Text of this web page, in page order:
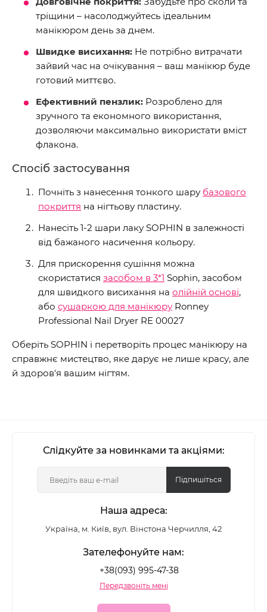
тріщини – насолоджуйтесь ідеальним
манікюром день за днем.
Швидке висихання: Не потрібно витрачати
зайвий час на очікування – ваш манікюр буде
готовий миттєво.
Ефективний пензлик: Розроблено для
зручного та економного використання,
дозволяючи максимально використати вміст
флакона.
Спосіб застосування
Почніть з нанесення тонкого шару базового
покриття на нігтьову пластину.
Нанесіть 1-2 шари лаку SOPHIN в залежності
від бажаного насичення кольору.
Для прискорення сушіння можна
скористатися засобом в 3*1 Sophin, засобом
для швидкого висихання на олійній основі,
або сушаркою для манікюру Ronney
Professional Nail Dryer RE 00027
Оберіть SOPHIN і перетворіть процес манікюру на
справжнє мистецтво, яке дарує не лише красу, але
й здоров'я вашим нігтям.
Слідкуйте за новинками та акціями:
Підпишіться
Наша адреса:
Україна, м. Київ, вул. Вінстона Черчилля, 42
Зателефонуйте нам:
+38(093) 995-47-38
Передзвоніть мені